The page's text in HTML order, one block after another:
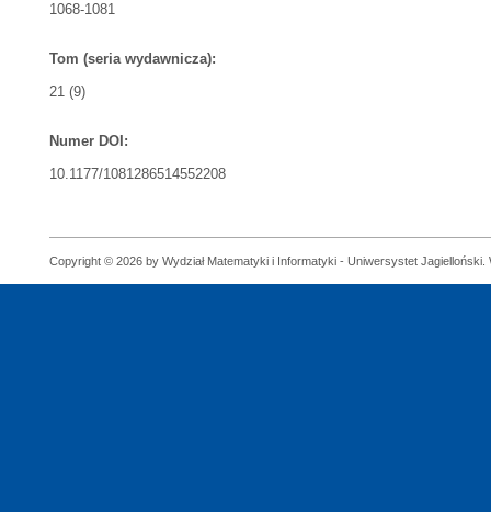
1068-1081
Tom (seria wydawnicza):
21 (9)
Numer DOI:
10.1177/1081286514552208
Copyright © 2026 by Wydział Matematyki i Informatyki - Uniwersystet